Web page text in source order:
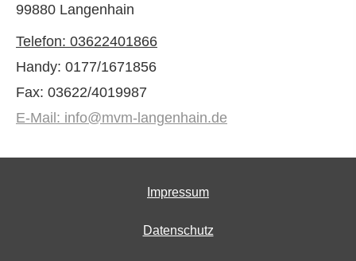
99880 Langenhain
Telefon: 03622401866
Handy: 0177/1671856
Fax: 03622/4019987
E-Mail: info@mvm-langenhain.de
Impressum
Datenschutz